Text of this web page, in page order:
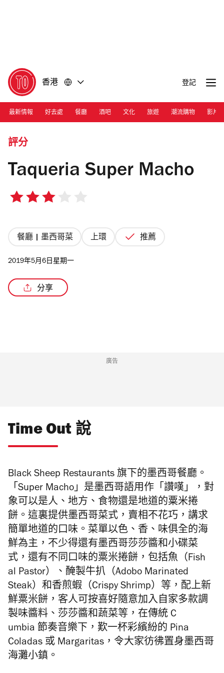
香港 登記
最新情報 好去處 餐廳 酒吧 文化 旅遊 潮流購物 影片
Photograph: Courtesy Taqueria Super Macho
評分
Taqueria Super Macho
3/5
餐廳 | 墨西哥菜 上環 推薦
2019年5月6日星期一
分享
廣告
Time Out 說
Black Sheep Restaurants 旗下的墨西哥餐廳。
「 Super Macho」是墨西哥語用作「讚嘆」，對
象可以是人、地方、 食物還是地道的粟米捲
餅。這裏提供墨西哥菜式，賣相不花巧，講求
簡單地道的口味。 菜單以色、香、味俱全的海
鮮為主，不少得還有 墨西哥莎莎醬和小碟菜
式，還有不同口味的粟米捲餅，包括魚（Fish
al Pastor）
、醃製牛扒（Adobo Marinated
Steak） 和香煎蝦（Crispy Shrimp） 等，配上新
鮮粟米餅，客人可按喜好隨意加入自家多款調
製味醬料、 莎莎醬和蔬菜等，在傳統 C
umbia 節奏音樂下，歎一杯彩繽紛的 Pina
Coladas 或 Margaritas ， 令大家彷彿置身墨西哥
海灘小鎮。